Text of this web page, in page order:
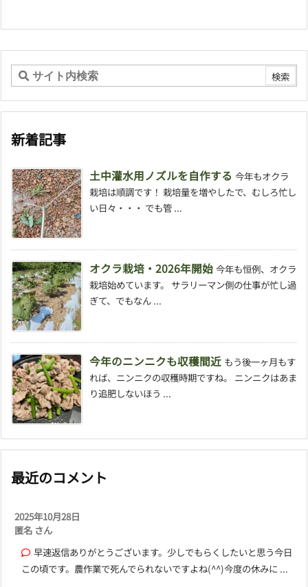
新着記事
土中灌水用ノズルを自作する 今年もオクラ
栽培は順調です！ 栽培量を増やしたで、むしろ忙し
い日々・・・ でも管 ...
オクラ栽培・2026年開始 今年も恒例、オクラ
栽培始めています。 サラリーマン側の仕事が忙し過
ぎて、でもなん ...
今年のニンニクも収穫間近 もう後一ヶ月もす
れば、ニンニクの収穫時期ですね。 ニンニクはあま
り追肥しないほう ...
最近のコメント
2025年10月28日
匿名 さん
早速返信ありがとうございます。少しでもらくしたいと思う今日
この頃です。農作業で死んでられないですよね(^^)今度の休みに ...